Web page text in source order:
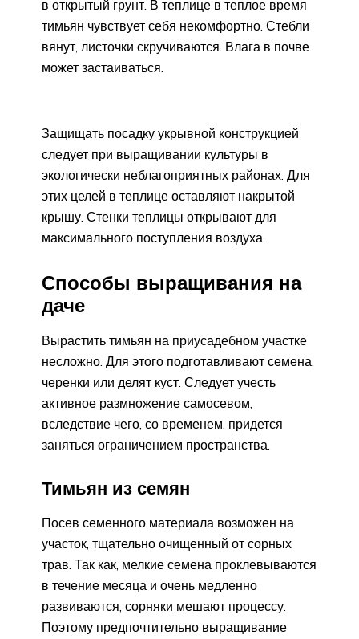
в открытый грунт. В теплице в теплое время
тимьян чувствует себя некомфортно. Стебли
вянут, листочки скручиваются. Влага в почве
может застаиваться.
Защищать посадку укрывной конструкцией
следует при выращивании культуры в
экологически неблагоприятных районах. Для
этих целей в теплице оставляют накрытой
крышу. Стенки теплицы открывают для
максимального поступления воздуха.
Способы выращивания на
даче
Вырастить тимьян на приусадебном участке
несложно. Для этого подготавливают семена,
черенки или делят куст. Следует учесть
активное размножение самосевом,
вследствие чего, со временем, придется
заняться ограничением пространства.
Тимьян из семян
Посев семенного материала возможен на
участок, тщательно очищенный от сорных
трав. Так как, мелкие семена проклевываются
в течение месяца и очень медленно
развиваются, сорняки мешают процессу.
Поэтому предпочтительно выращивание